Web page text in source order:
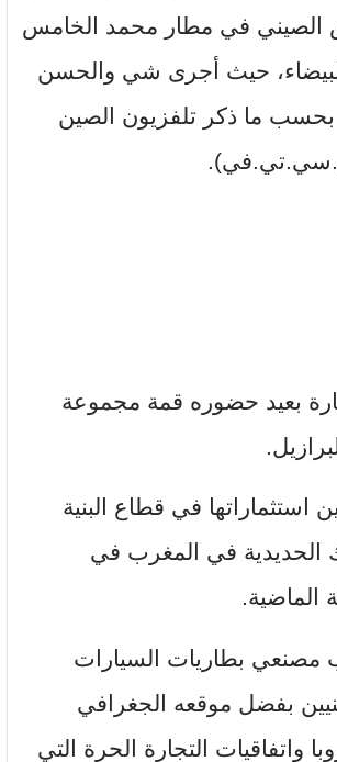
الصيني في مطار محمد الخامس
البيضاء، حيث أجرى شي والحسن
بحسب ما ذكر تلفزيون الصين
بعيد حضوره قمة مجموعة
استثماراتها في قطاع البنية
الحديدية في المغرب في
الماضية.
مصنعي بطاريات السيارات
بفضل موقعه الجغرافي
واتفاقيات التجارة الحرة التي